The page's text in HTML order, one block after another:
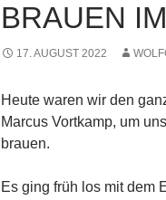
BRAUEN
17. AUGUST 2022
Heute waren wir den
Marcus Vortkamp, um
brauen.
Es ging früh los mit dem